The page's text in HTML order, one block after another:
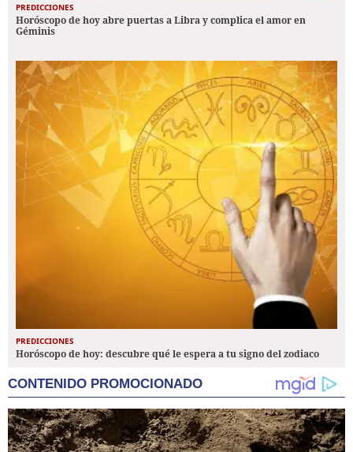
PREDICCIONES
Horóscopo de hoy abre puertas a Libra y complica el amor en
Géminis
PREDICCIONES
Horóscopo de hoy: descubre qué le espera a tu signo del zodiaco
CONTENIDO PROMOCIONADO